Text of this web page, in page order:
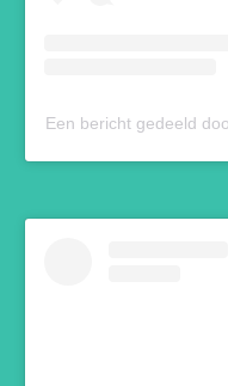
Een bericht gedeeld